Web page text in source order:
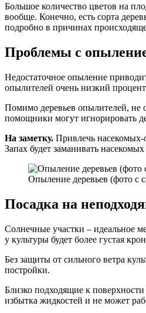
Большое количество цветов на
вообще. Конечно, есть сорта
подробно в причинах
Проблемы с
Недостаточное опыление
опылителей очень низкий
Помимо деревьев опылителей, не
помощники могут игнорировать
На заметку. Привлечь насекомых-
Запах будет заманивать насекомых
Опыление деревьев (фото с
Посадка на
Солнечные участки – идеальное
у культуры будет более густая
Без защиты от сильного ветра
постройки.
Близко подходящие к
избытка жидкостей и не может